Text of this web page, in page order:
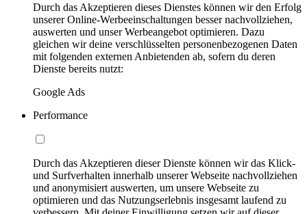
Durch das Akzeptieren dieses Dienstes können wir den Erfolg
unserer Online-Werbeeinschaltungen besser nachvollziehen,
auswerten und unser Werbeangebot optimieren. Dazu
gleichen wir deine verschlüsselten personenbezogenen Daten
mit folgenden externen Anbietenden ab, sofern du deren
Dienste bereits nutzt:
Google Ads
Performance
Durch das Akzeptieren dieser Dienste können wir das Klick-
und Surfverhalten innerhalb unserer Webseite nachvollziehen
und anonymisiert auswerten, um unsere Webseite zu
optimieren und das Nutzungserlebnis insgesamt laufend zu